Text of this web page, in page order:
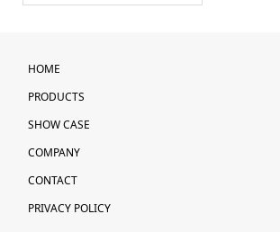
HOME
PRODUCTS
SHOW CASE
COMPANY
CONTACT
PRIVACY POLICY